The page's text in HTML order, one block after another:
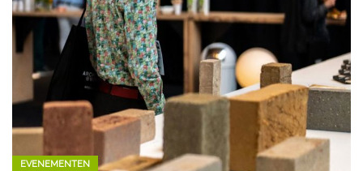
EVENEMENTEN